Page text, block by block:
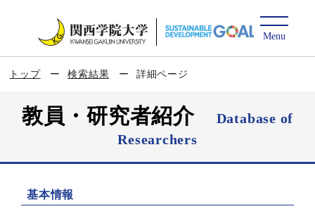
トップ 検索結果 詳細ページ
教員・研究者紹介
Database of
Researchers
基本情報